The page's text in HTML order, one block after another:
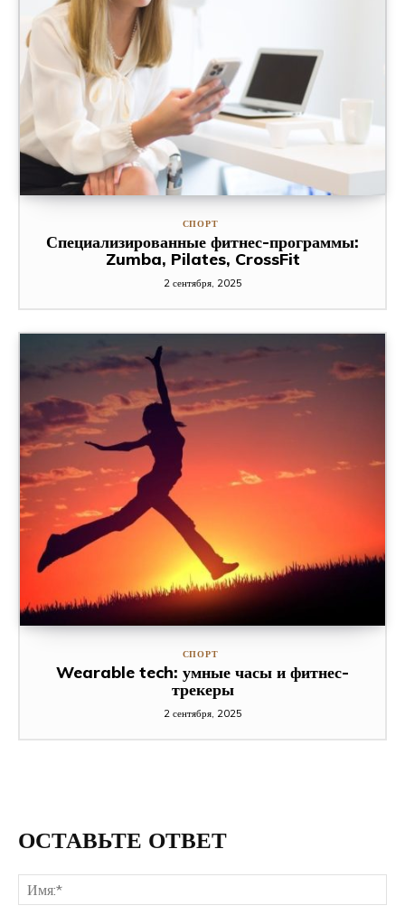
СПОРТ
Специализированные фитнес-программы:
Zumba, Pilates, CrossFit
2 сентября, 2025
СПОРТ
Wearable tech: умные часы и фитнес-
трекеры
2 сентября, 2025
ОСТАВЬТЕ ОТВЕТ